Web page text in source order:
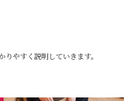
やすく説明していきます。